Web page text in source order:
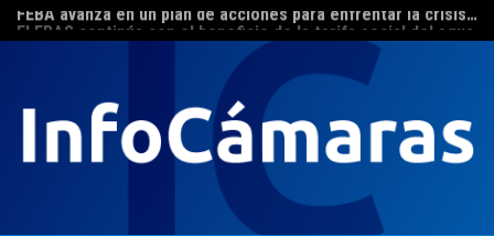
Skip
to
El ERAS continúa con el beneficio de la tarifa social del agua